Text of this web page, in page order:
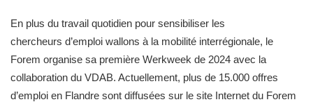
En plus du travail quotidien pour sensibiliser les
chercheurs d’emploi wallons à la mobilité interrégionale, le
Forem organise sa première Werkweek de 2024 avec la
collaboration du VDAB. Actuellement, plus de 15.000 offres
d’emploi en Flandre sont diffusées sur le site Internet du Forem